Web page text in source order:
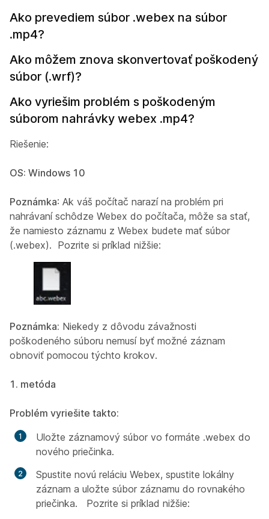
Ako prevediem súbor .webex na súbor
.mp4?
Ako môžem znova skonvertovať poškodený
súbor (.wrf)?
Ako vyriešim problém s poškodeným
súborom nahrávky webex .mp4?
Riešenie:
OS: Windows 10
Poznámka: Ak váš počítač narazí na problém pri
nahrávaní schôdze Webex do počítača, môže sa stať,
že namiesto záznamu z Webex budete mať súbor
(.webex). Pozrite si príklad nižšie:
Poznámka: Niekedy z dôvodu závažnosti
poškodeného súboru nemusí byť možné záznam
obnoviť pomocou týchto krokov.
1. metóda
Problém vyriešite takto:
Uložte záznamový súbor vo formáte .webex do
nového priečinka.
Spustite novú reláciu Webex, spustite lokálny
záznam a uložte súbor záznamu do rovnakého
priečinka. Pozrite si príklad nižšie: